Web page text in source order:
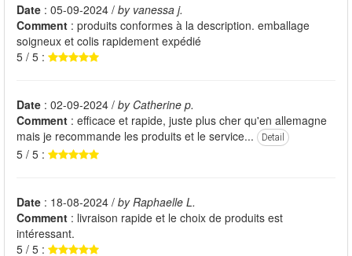
Date : 05-09-2024 / by vanessa j.
Comment : produits conformes à la description. emballage
soigneux et colis rapidement expédié
5 / 5 :
Date : 02-09-2024 / by Catherine p.
Comment : efficace et rapide, juste plus cher qu'en allemagne
mais je recommande les produits et le service...
Detail
5 / 5 :
Date : 18-08-2024 / by Raphaelle L.
Comment : livraison rapide et le choix de produits est
intéressant.
5 / 5 :